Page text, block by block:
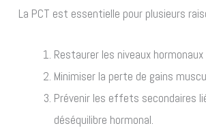
La PCT est essentielle pour plusieurs
Restaurer les niveaux
Minimiser la perte de gains
Prévenir les effets secondaires
déséquilibre hormonal.